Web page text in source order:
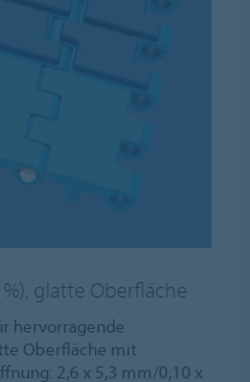
%), glatte Oberfläche
hervorragende
Oberfläche mit
2,6 x 5,3 mm/0,10 x